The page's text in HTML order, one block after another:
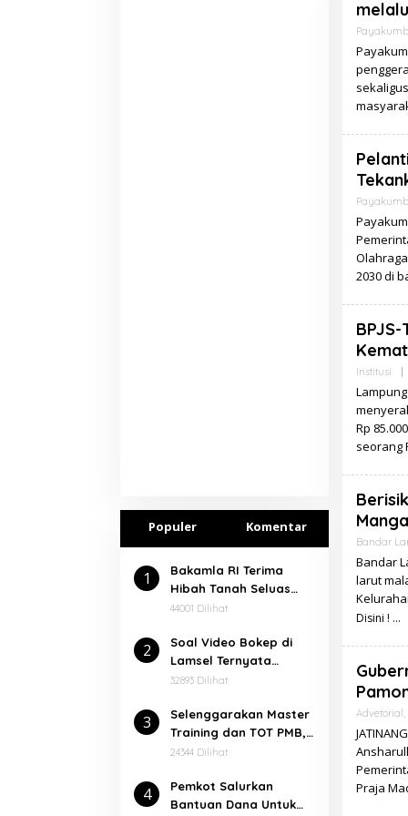
Populer Komentar
1
Bakamla RI Terima
Hibah Tanah Seluas
7.000 Meter² Dari
Selatan
44001 Dilihat
2
Soal Video Bokep di
Lamsel Ternyata
Dalangnya Seorang
32893 Dilihat
3
⁠Selenggarakan Master
Training dan TOT PMB,
Rektor Ucapkan
Balitbang dan Diklat
Kemenag RI
24344 Dilihat
4
Pemkot Salurkan
Bantuan Dana Untuk
2030 di
Institusi |
Rp
seorang
Bandar
Bandar
larut
Disini !
Advetorial
Praja